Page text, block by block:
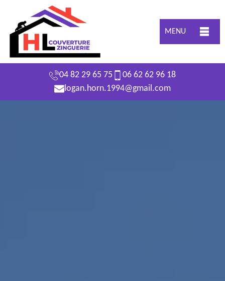
MENU
04 82 29 65 75
06 62 62 96 18
logan.horn.1994@gmail.com